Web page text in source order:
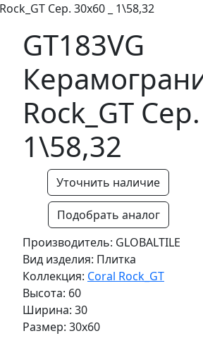
Сер. 30x60 _ 1\58,32
GT183VG
Rock_GT Сер.
1\58,32
Уточнить наличие
Подобрать аналог
Производитель: GLOBALTILE
Вид изделия: Плитка
Коллекция: Coral Rock_GT
Высота: 60
Ширина: 30
Размер: 30x60